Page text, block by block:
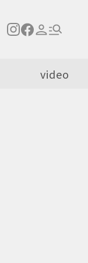
video